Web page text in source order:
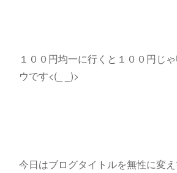
１００円均一に行くと１００円じ
ウです<(_ _)>
今日はブログタイトルを無性に変